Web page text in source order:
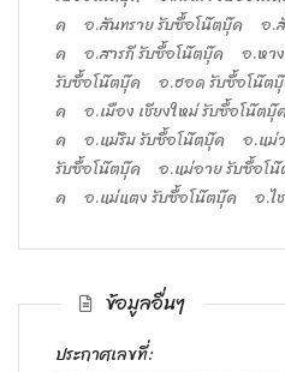
ค
อ.สันทราย รับซื้อโน๊ตบุ๊ค
อ.
ค
อ.สารภี รับซื้อโน๊ตบุ๊ค อ.หา
รับซื้อโน๊ตบุ๊ค
อ.ฮอด รับซื้อโน๊ต
ค
อ.เมือง เชียงใหม่ รับซื้อโน๊ตบุ๊
ค
อ.แม่ริม รับซื้อโน๊ตบุ๊ค อ.แม่
รับซื้อโน๊ตบุ๊ค
อ.แม่อาย รับซื้อโ
ค
อ.แม่แตง รับซื้อโน๊ตบุ๊ค อ.ไ
ข้อมูลอื่นๆ
ประกาศเลขที่: